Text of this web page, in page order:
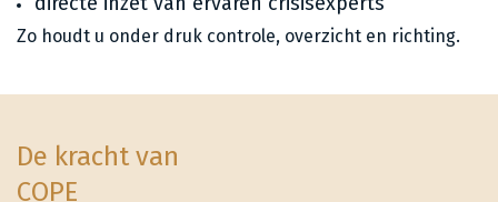
Zo houdt u onder druk controle, overzicht en richting.
De kracht van
COPE